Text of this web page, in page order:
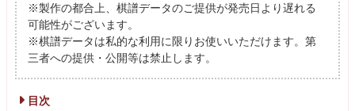
※製作の都合上、棋譜データのご提供が発売日より遅れる
可能性がございます。
※棋譜データは私的な利用に限りお使いいただけます。第
三者への提供・公開等は禁止します。
目次